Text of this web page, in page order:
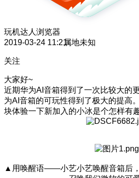
玩机达人 浏览器
2019-03-24 11:21属地未知
关注
大家好~
近期华为AI音箱得到了一次比较大的
为AI音箱的可玩性得到了极大的提高
块体验一下新加入的小冰是个怎样有
▲用唤醒语——小艺小艺唤醒音箱后